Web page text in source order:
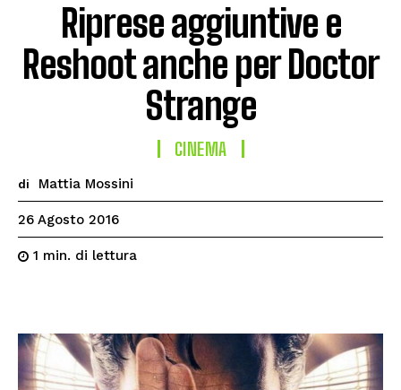
Riprese aggiuntive e
Reshoot anche per Doctor
Strange
CINEMA
di Mattia Mossini
26 Agosto 2016
1 min. di lettura